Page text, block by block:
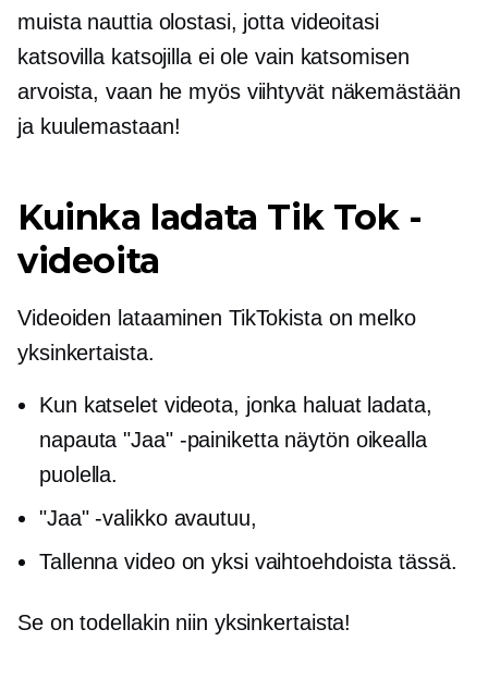
muista nauttia olostasi, jotta videoitasi
katsovilla katsojilla ei ole vain katsomisen
arvoista, vaan he myös viihtyvät näkemästään
ja kuulemastaan!
Kuinka ladata Tik Tok -
videoita
Videoiden lataaminen TikTokista on melko
yksinkertaista.
Kun katselet videota, jonka haluat ladata,
napauta "Jaa" -painiketta näytön oikealla
puolella.
"Jaa" -valikko avautuu,
Tallenna video on yksi vaihtoehdoista tässä.
Se on todellakin niin yksinkertaista!